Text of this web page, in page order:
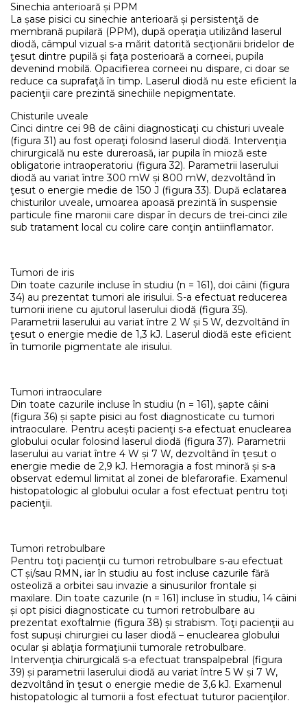
Sinechia anterioară și PPM
La șase pisici cu sinechie anterioară și persistenţă de
membrană pupilară (PPM), după operaţia utilizând laserul
diodă, câmpul vizual s-a mărit datorită secţionării bridelor de
ţesut dintre pupilă și faţa posterioară a corneei, pupila
devenind mobilă. Opacifierea corneei nu dispare, ci doar se
reduce ca suprafaţă în timp. Laserul diodă nu este eficient la
pacienţii care prezintă sinechiile nepigmentate.
Chisturile uveale
Cinci dintre cei 98 de câini diag­nosticaţi cu chisturi uveale
(figura 31) au fost operaţi folosind laserul diodă. Intervenţia
chirurgicală nu este dureroasă, iar pupila în mioză este
obligatorie intraoperatoriu (figura 32). Parametrii laserului
diodă au variat între 300 mW și 800 mW, dezvoltând în
ţesut o energie medie de 150 J (figura 33). După eclatarea
chisturilor uveale, umoarea apoasă prezintă în suspensie
particule fine maronii care dispar în decurs de trei-cinci zile
sub tratament local cu colire care conţin antiinflamator.
Tumori de iris
Din toate cazurile incluse în studiu (n = 161), doi câini (figura
34) au prezentat tumori ale irisului. S-a efectuat reducerea
tumorii iriene cu ajutorul laserului diodă (figura 35).
Parametrii laserului au variat între 2 W și 5 W, dezvoltând în
ţesut o energie medie de 1,3 kJ. Laserul diodă este eficient
în tumorile pigmentate ale irisului.
Tumori intraoculare
Din toate cazurile incluse în studiu (n = 161), șapte câini
(figura 36) și șapte pisici au fost diagnosticate cu tumori
intraoculare. Pentru acești pacienţi s-a efectuat enuclearea
globului ocular folosind laserul diodă (figura 37). Parametrii
laserului au variat între 4 W și 7 W, dezvoltând în ţesut o
energie medie de 2,9 kJ. Hemoragia a fost minoră și s-a
observat edemul limitat al zonei de blefarorafie. Examenul
histopatologic al globului ocular a fost efectuat pentru toţi
pacienţii.
Tumori retrobulbare
Pentru toţi pacienţii cu tumori retrobulbare s-au efectuat
CT și/sau RMN, iar în studiu au fost incluse cazurile fără
osteoliză a orbitei sau invazie a sinusurilor frontale și
maxilare. Din toate cazurile (n = 161) incluse în studiu, 14 câini
și opt pisici diagnosticate cu tumori retrobulbare au
prezentat exoftalmie (figura 38) și strabism. Toţi pacienţii au
fost supuși chirurgiei cu laser diodă – enuclearea globului
ocular și ablaţia formaţiunii tumorale retrobulbare.
Intervenţia chirurgicală s-a efectuat transpalpebral (figura
39) și parametrii laserului diodă au variat între 5 W și 7 W,
dezvoltând în ţesut o energie medie de 3,6 kJ. Examenul
histopatologic al tumorii a fost efectuat tuturor pacienţilor.